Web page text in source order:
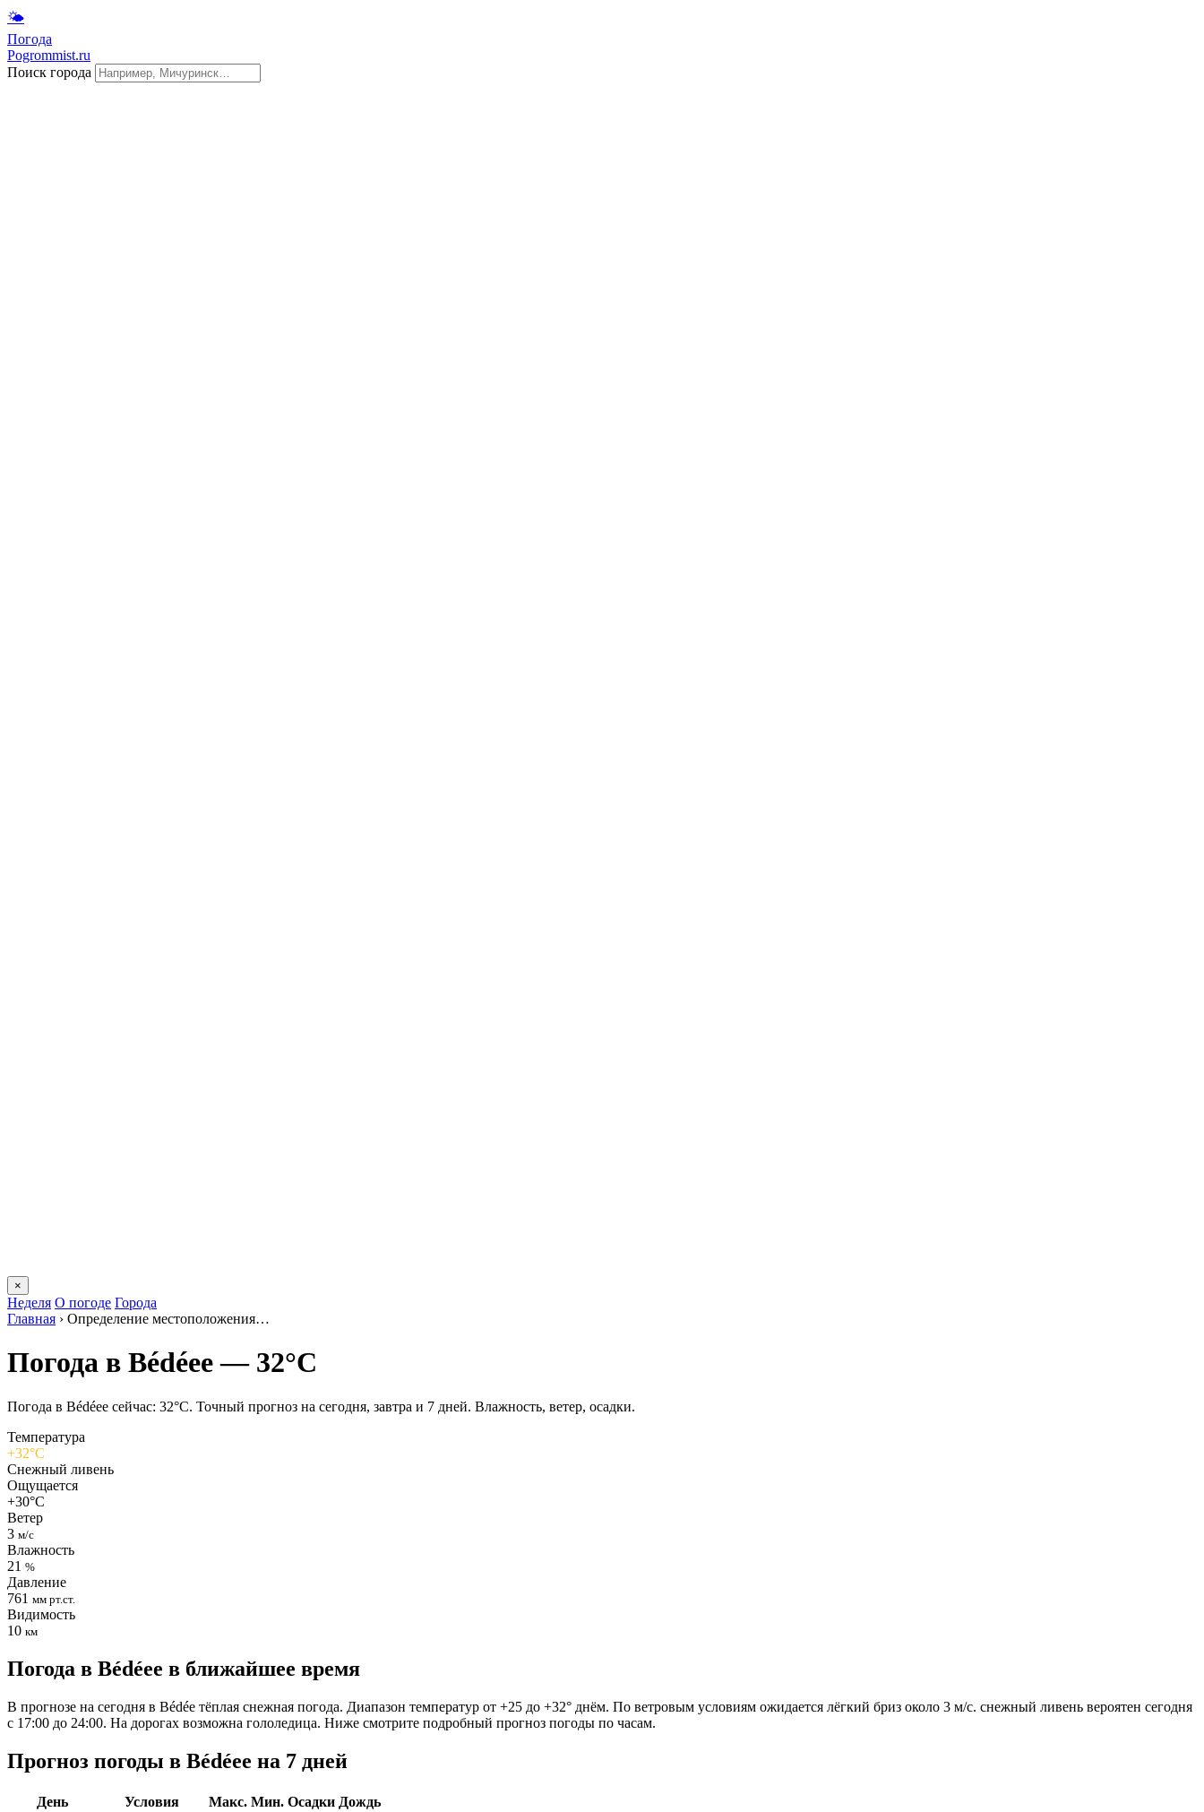
🌤
Погода
Pogrommist.ru
Поиск города
×
Неделя О погоде Города
Главная › Определение местоположения…
Погода в Bédéeе — 32°C
Погода в Bédéeе сейчас: 32°C. Точный прогноз на сегодня, завтра и 7 дней. Влажность, ветер, осадки.
Температура
+32°C
Снежный ливень
Ощущается
+30°C
Ветер
3 м/с
Влажность
21 %
Давление
761 мм рт.ст.
Видимость
10 км
Погода в Bédéeе в ближайшее время
В прогнозе на сегодня в Bédée тёплая снежная погода. Диапазон температур от +25 до +32° днём. По ветровым условиям ожидается лёгкий бриз около 3 м/с. снежный ливень вероятен сегодня
с 17:00 до 24:00. На дорогах возможна гололедица. Ниже смотрите подробный прогноз погоды по часам.
Прогноз погоды в Bédéeе на 7 дней
День Условия Макс. Мин. Осадки Дождь